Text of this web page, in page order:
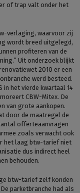
of trap valt onder het
verlaging, waarvoor zij
wordt breed uitgelegd,
profiteren van de
Uit onderzoek blijkt
2010 er een
werd besteed.
in het vierde kwartaal 14
CBW-Mitex. De
van grote aankopen.
door de maatregel de
offerteaanvragen
zoals verwacht ook
het laag btw-tarief niet
dus indirect heel
behouden.
btw-tarief zelf konden
parketbranche had als